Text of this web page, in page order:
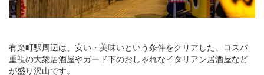
有楽町駅周辺は、安い・美味いという条件をクリアした、コスパ
重視の大衆居酒屋やガード下のおしゃれなイタリアン居酒屋など
が盛り沢山です。